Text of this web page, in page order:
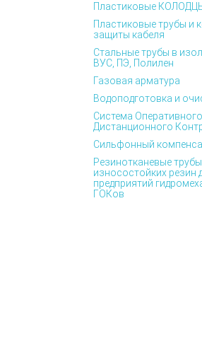
Пластиковые
Пластиковые трубы и
защиты кабеля
Стальные трубы в
ВУС, ПЭ, Полилен
Газовая арматура
Водоподготовка и
Система Оперативного
Дистанционного
Сильфонный
Резинотканевые
износостойких резин
предприятий
ГОКов